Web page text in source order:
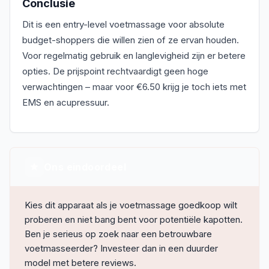
Conclusie
Dit is een entry-level voetmassage voor absolute
budget-shoppers die willen zien of ze ervan houden.
Voor regelmatig gebruik en langlevigheid zijn er betere
opties. De prijspoint rechtvaardigt geen hoge
verwachtingen – maar voor €6.50 krijg je toch iets met
EMS en acupressuur.
Kies dit apparaat als je voetmassage goedkoop wilt
proberen en niet bang bent voor potentiële kapotten.
Ben je serieus op zoek naar een betrouwbare
voetmasseerder? Investeer dan in een duurder
model met betere reviews.